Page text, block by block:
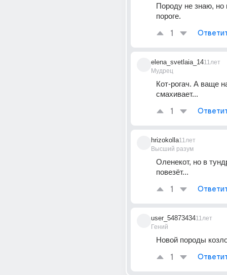
Породу не знаю, но
пороге.
1
elena_svetlaia_14
Мудрец
11лет
Кот-рогач. А ваще
смахивает...
1
hrizokolla
Высший разум
11лет
Оленекот, но в
повезёт...
1
user_54873434
Гений
11лет
Новой породы
1